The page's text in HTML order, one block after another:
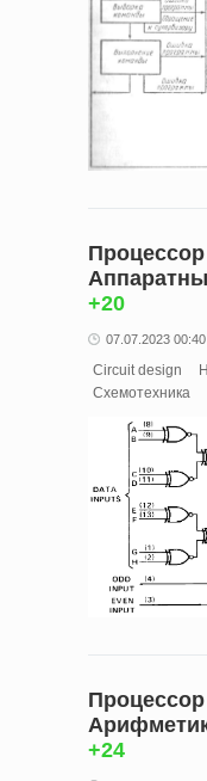
+20
07.07.2023 00:40
Circuit design
Схемотехника
+24